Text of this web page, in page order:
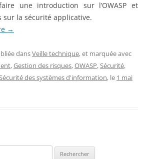
une introduction sur l’OWASP et
sur la sécurité applicative.
→
dansVeille technique, et marquée avec
,Gestion des risques,OWASP,Sécurité,
des systèmes d'information, le 1 mai